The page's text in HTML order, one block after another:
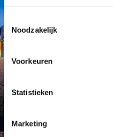
Noodzakelijk
Voorkeuren
Statistieken
Marketing
Project
Bekijk dit project